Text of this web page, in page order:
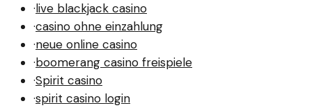
·live blackjack casino
·casino ohne einzahlung
·neue online casino
·boomerang casino freispiele
·Spirit casino
·spirit casino login